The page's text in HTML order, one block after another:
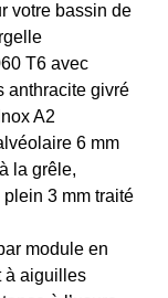
votre bassin de
T6 avec
anthracite givré
A2
6 mm
la grêle,
3 mm traité
module en
à aiguilles